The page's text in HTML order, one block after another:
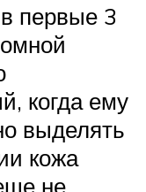
первые 3
когда ему
выделять
кожа
не